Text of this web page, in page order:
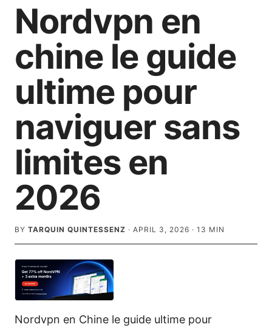
Nordvpn en
chine le guide
ultime pour
naviguer sans
limites en
2026
BY TARQUIN QUINTESSENZ · APRIL 3, 2026 · 13 MIN
Nordvpn en Chine le guide ultime pour